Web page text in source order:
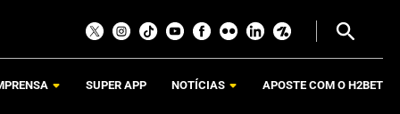
SUPER APP NOTÍCIAS APOSTE COM O H2BET